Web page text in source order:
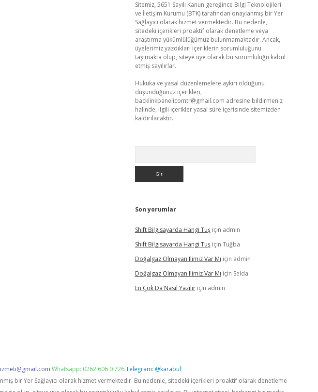
Sitemiz, 5651 Sayılı Kanun gereğince Bilgi Teknolojileri
ve İletişim Kurumu (BTK) tarafından onaylanmış bir Yer
Sağlayıcı olarak hizmet vermektedir. Bu nedenle,
sitedeki içerikleri proaktif olarak denetleme veya
araştırma yükümlülüğümüz bulunmamaktadır. Ancak,
üyelerimiz yazdıkları içeriklerin sorumluluğunu
taşımakta olup, siteye üye olarak bu sorumluluğu kabul
etmiş sayılırlar.
Hukuka ve yasal düzenlemelere aykırı olduğunu
düşündüğünüz içerikleri,
backlinkpanelicomtr@gmail.com adresine bildirmeniz
halinde, ilgili içerikler yasal süre içerisinde sitemizden
kaldırılacaktır.
Son yorumlar
Shift Bilgisayarda Hangi Tuşiçin admin
Shift Bilgisayarda Hangi Tuşiçin Tuğba
Doğalgaz Olmayan Ilimiz Var Mı için admin
Doğalgaz Olmayan Ilimiz Var Mı için Selda
En Çok Da Nasıl Yazılıriçin admin
Whatsapp: 0262 606 0 726Telegram: @karabul
bir Yer Sağlayıcı olarak hizmet vermektedir. Bu nedenle, sitedeki içerikleri proaktif olarak denetleme